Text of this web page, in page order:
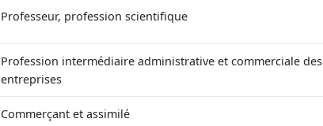
Professeur, profession scientifique
Profession intermédiaire administrative et commerciale des
entreprises
Commerçant et assimilé